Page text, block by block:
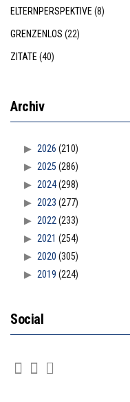
ELTERNPERSPEKTIVE(8)
GRENZENLOS (22)
ZITATE(40)
Archiv
2026 (210)
2025 (286)
2024(298)
2023 (277)
2022(233)
2021 (254)
2020 (305)
2019 (224)
Social